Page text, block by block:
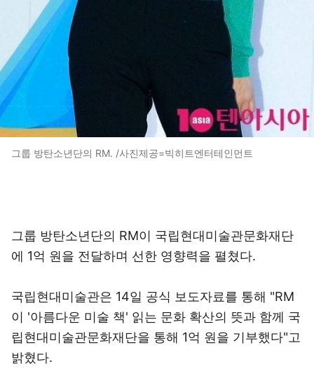
그룹 방탄소년단의 RM. /사진제공=빅히트엔터테인먼트
그룹 방탄소년단의 RM이 국립현대미술관문화재단
에 1억 원을 전달하며 선한 영향력을 펼쳤다.
국립현대미술관은 14일 공식 보도자료를 통해 "RM
이 '아름다운 미술 책' 읽는 문화 확산의 뜻과 함께 국
립현대미술관문화재단을 통해 1억 원을 기부했다"고
밝혔다.